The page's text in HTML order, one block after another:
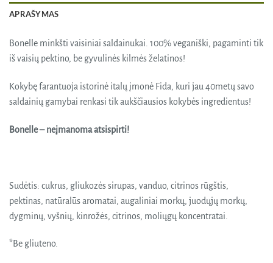
APRAŠYMAS
Bonelle minkšti vaisiniai saldainukai. 100% veganiški, pagaminti tik
iš vaisių pektino, be gyvulinės kilmės želatinos!
Kokybę farantuoja istorinė italų įmonė Fida, kuri jau 40metų savo
saldainių gamybai renkasi tik aukščiausios kokybės ingredientus!
Bonelle – neįmanoma atsispirti!
Sudėtis: cukrus, gliukozės sirupas, vanduo, citrinos rūgštis,
pektinas, natūralūs aromatai, augaliniai morkų, juodųjų morkų,
dygminų, vyšnių, kinrožės, citrinos, moliųgų koncentratai.
*Be gliuteno.